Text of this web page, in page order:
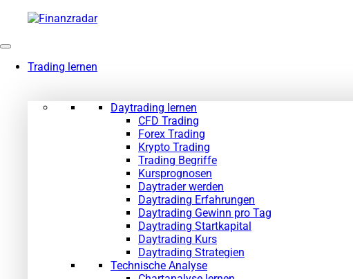
springen
Trading lernen
Daytrading lernen
CFD Trading
Forex Trading
Krypto Trading
Trading Begriffe
Kursprognosen
Daytrader werden
Daytrading Erfahrungen
Daytrading Gewinn pro Tag
Daytrading Startkapital
Daytrading Kurs
Daytrading Strategien
Technische Analyse